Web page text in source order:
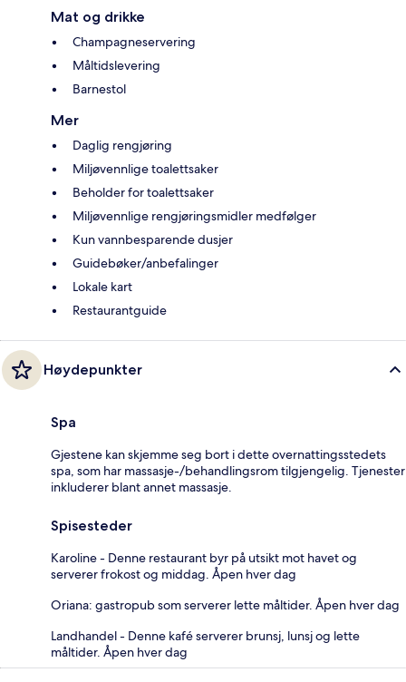
Mat og drikke
Champagneservering
Måltidslevering
Barnestol
Mer
Daglig rengjøring
Miljøvennlige toalettsaker
Beholder for toalettsaker
Miljøvennlige rengjøringsmidler medfølger
Kun vannbesparende dusjer
Guidebøker/anbefalinger
Lokale kart
Restaurantguide
Høydepunkter
Spa
Gjestene kan skjemme seg bort i dette overnattingsstedets
spa, som har massasje-/behandlingsrom tilgjengelig. Tjenester
inkluderer blant annet massasje.
Spisesteder
Karoline - Denne restaurant byr på utsikt mot havet og
serverer frokost og middag. Åpen hver dag
Oriana: gastropub som serverer lette måltider. Åpen hver dag
Landhandel - Denne kafé serverer brunsj, lunsj og lette
måltider. Åpen hver dag